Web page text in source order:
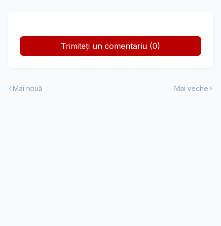
Trimiteți un comentariu (0)
Mai nouă Mai veche